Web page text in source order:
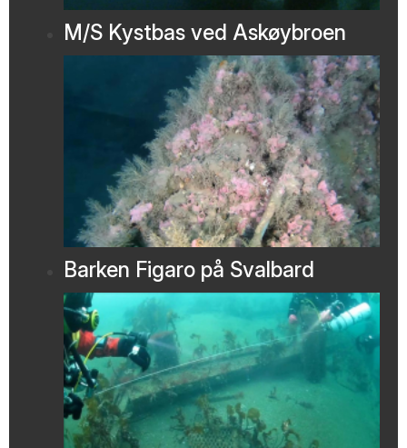
M/S Kystbas ved Askøybroen
Barken Figaro på Svalbard